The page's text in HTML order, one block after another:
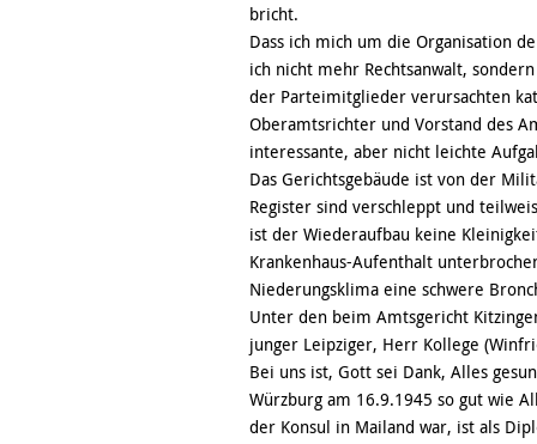
bricht.
Dass ich mich um die Organisation
ich nicht mehr Rechtsanwalt,
der Parteimitglieder verursachten
Oberamtsrichter und Vorstand des
interessante, aber nicht leichte
Das Gerichtsgebäude ist von der
Register sind verschleppt und
ist der Wiederaufbau keine
Krankenhaus-Aufenthalt
Niederungsklima eine schwere
Unter den beim Amtsgericht
junger Leipziger, Herr Kollege
Bei uns ist, Gott sei Dank, Alles
Würzburg am 16.9.1945 so gut wie
der Konsul in Mailand war, ist als